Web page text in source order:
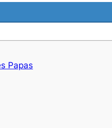
Papas